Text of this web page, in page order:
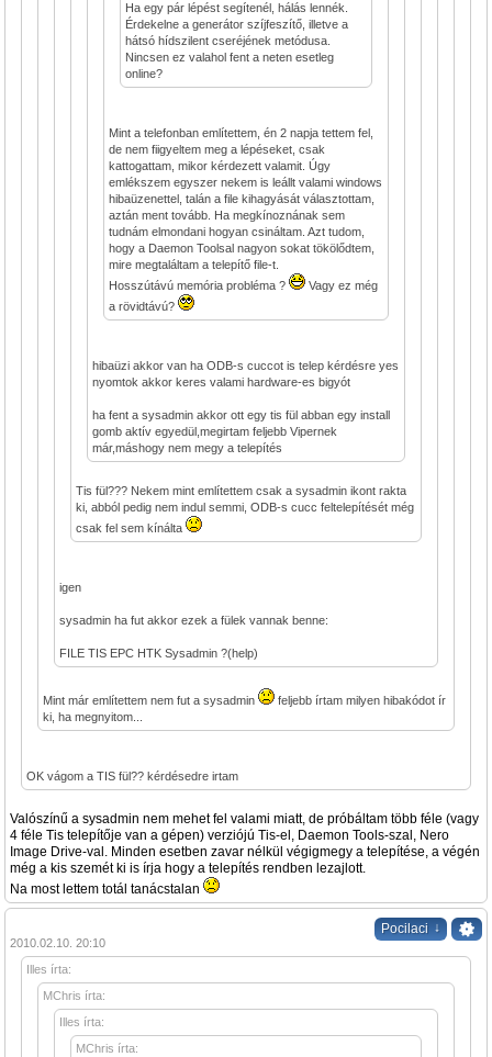
Ha egy pár lépést segítenél, hálás lennék.
Érdekelne a generátor szíjfeszítő, illetve a
hátsó hídszilent cseréjének metódusa.
Nincsen ez valahol fent a neten esetleg
online?
Mint a telefonban említettem, én 2 napja tettem fel,
de nem fiigyeltem meg a lépéseket, csak
kattogattam, mikor kérdezett valamit. Úgy
emlékszem egyszer nekem is leállt valami windows
hibaüzenettel, talán a file kihagyását választottam,
aztán ment tovább. Ha megkínoznának sem
tudnám elmondani hogyan csináltam. Azt tudom,
hogy a Daemon Toolsal nagyon sokat tökölődtem,
mire megtaláltam a telepítő file-t.
Hosszútávú memória probléma ?
Vagy ez még
a rövidtávú?
hibaüzi akkor van ha ODB-s cuccot is telep kérdésre yes
nyomtok akkor keres valami hardware-es bigyót
ha fent a sysadmin akkor ott egy tis fül abban egy install
gomb aktív egyedül,megirtam feljebb Vipernek
már,máshogy nem megy a telepítés
Tis fül??? Nekem mint említettem csak a sysadmin ikont rakta
ki, abból pedig nem indul semmi, ODB-s cucc feltelepítését még
csak fel sem kínálta
igen
sysadmin ha fut akkor ezek a fülek vannak benne:
FILE TIS EPC HTK Sysadmin ?(help)
Mint már említettem nem fut a sysadmin
feljebb írtam milyen hibakódot ír
ki, ha megnyitom...
OK vágom a TIS fül?? kérdésedre irtam
Valószínű a sysadmin nem mehet fel valami miatt, de próbáltam több féle (vagy
4 féle Tis telepítője van a gépen) verziójú Tis-el, Daemon Tools-szal, Nero
Image Drive-val. Minden esetben zavar nélkül végigmegy a telepítése, a végén
még a kis szemét ki is írja hogy a telepítés rendben lezajlott.
Na most lettem totál tanácstalan
Pocilaci ↓
2010.02.10. 20:10
Illes írta:
MChris írta:
Illes írta:
MChris írta: